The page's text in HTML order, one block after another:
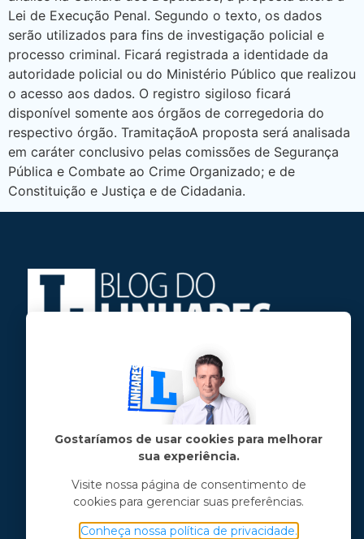
Lei de Execução Penal. Segundo o texto, os dados
serão utilizados para fins de investigação policial e
processo criminal. Ficará registrada a identidade da
autoridade policial ou do Ministério Público que realizou
o acesso aos dados. O registro sigiloso ficará
disponível somente aos órgãos de corregedoria do
respectivo órgão. TramitaçãoA proposta será analisada
em caráter conclusivo pelas comissões de Segurança
Pública e Combate ao Crime Organizado; e de
Constituição e Justiça e de Cidadania.
Jose Linhares Jr é maranhense.
Formado em Jornalismo, estudou filosofia
e tem pós-graduações em ciência política
e marketing político.
Menu principal
Notícias
Opinião
Gostaríamos de usar cookies para melhorar
sua experiência.
Visite nossa página de consentimento de
cookies para gerenciar suas preferências.
Conheça nossa política de privacidade.